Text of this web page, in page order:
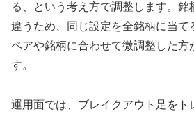
る、という考え方で調整します。
違うため、同じ設定を全銘柄に当て
ペアや銘柄に合わせて微調整した方
す。
運用面では、ブレイクアウト足をト